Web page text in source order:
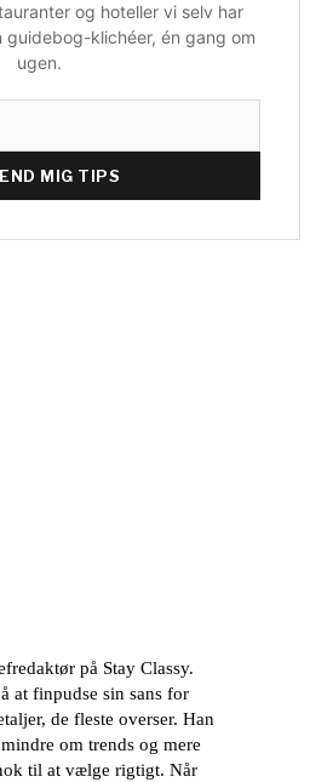
og hoteller vi selv har
klichéer, én gang om
ugen.
MIG TIPS
på Stay Classy.
at finpudse sin sans for
de fleste overser. Han
om trends og mere
til at vælge rigtigt. Når